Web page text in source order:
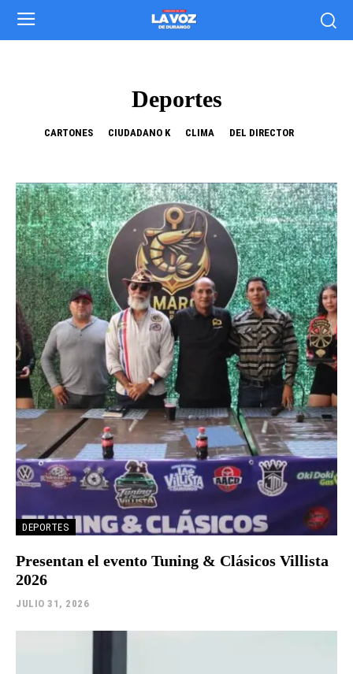
Deportes
CARTONES CIUDADANO K CLIMA DEL DIRECTOR
DEPORTES
Presentan el evento Tuning & Clásicos Villista
2026
JULIO 31, 2026